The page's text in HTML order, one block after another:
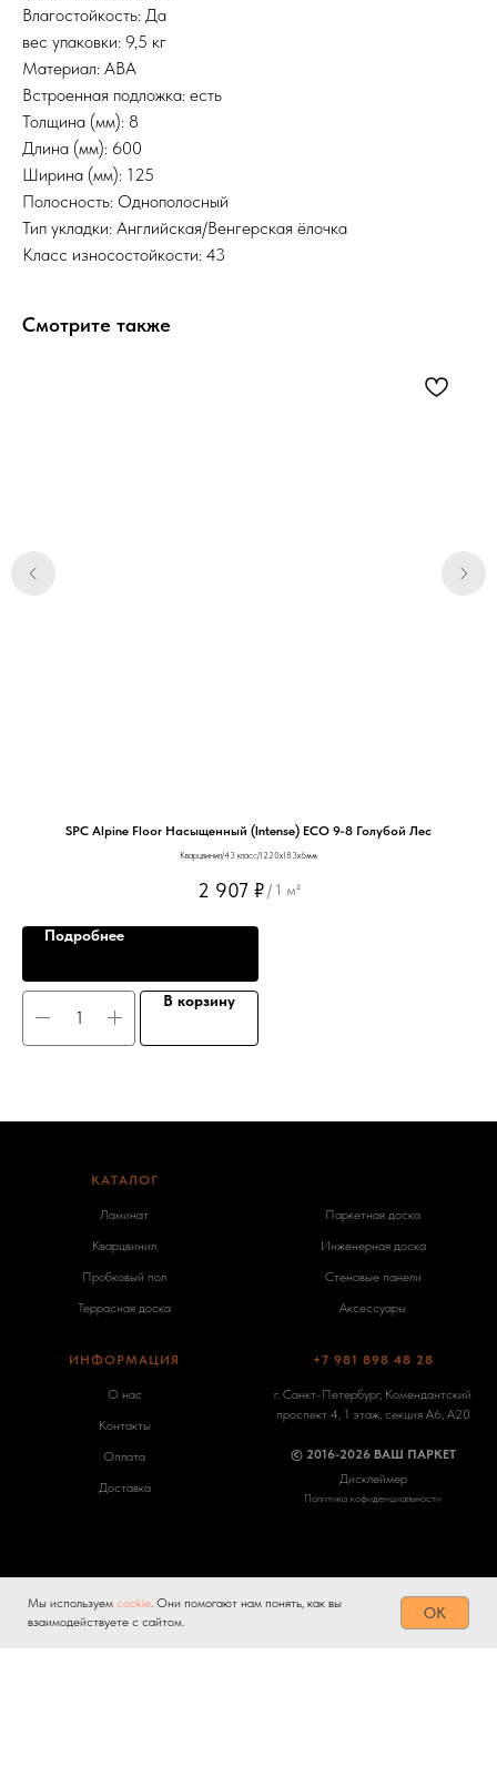
Влагостойкость: Да
вес упаковки: 9,5 кг
Материал: ABA
Встроенная подложка: есть
Толщина (мм): 8
Длина (мм): 600
Ширина (мм): 125
Полосность: Однополосный
Тип укладки: Английская/Венгерская ёлочка
Класс износостойкости: 43
Смотрите также
SPC Alpine Floor Насыщенный (Intense) ЕСО 9-8 Голубой Лес
Кварцвинил/43 класс/1220х183х6мм
2 907 ₽/ 1 м²
Подробнее
В корзину
КАТАЛОГ
Ламинат
Кварцвинил
Пробковый пол
Террасная доска
Паркетная доска
Инженерная доска
Стеновые панели
Аксессуары
ИНФОРМАЦИЯ
О нас
Контакты
Оплата
Доставка
+7 981 898 48 28
г. Санкт-Петербург, Комендантский
проспект 4, 1 этаж, секция А6, А20
© 2016-2026 ВАШ ПАРКЕТ
Дисклеймер
Политика кофиденциальности
Мы используем cookie. Они помогают нам понять, как вы
взаимодействуете с сайтом.
OK
Made on Tilda